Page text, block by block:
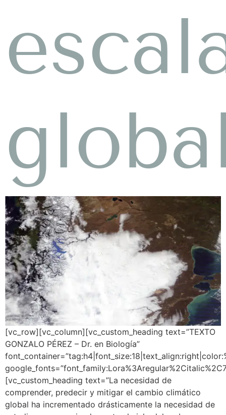
[vc_row][vc_column][vc_custom_heading text=”TEXTO
GONZALO PÉREZ – Dr. en Biología”
[vc_custom_heading text=”La necesidad de
comprender, predecir y mitigar el cambio climático
global ha incrementado drásticamente la necesidad de